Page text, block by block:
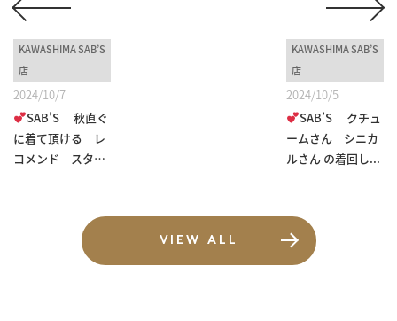
KAWASHIMA SAB’S
店
2024/10/7
SAB’S 秋直ぐ
に着て頂ける レ
コメンド スタ
KAWASHIMA SAB’S
店
2024/10/5
SAB’S クチュ
ームさん シニカ
ルさん の着回し...
VIEW ALL